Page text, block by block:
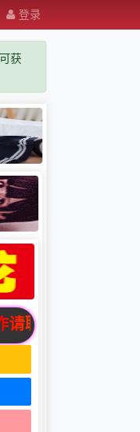
登录
获
联系邮箱